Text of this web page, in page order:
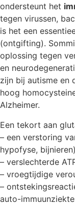
ondersteunt het
tegen virussen,
is het een
(ontgifting).
oplossing tegen
en
zijn bij autisme en
hoog
Alzheimer.
Een tekort aan
– een verstoring
hypofyse, bijnieren)
– verslechterde
– vroegtijdige
–
auto-